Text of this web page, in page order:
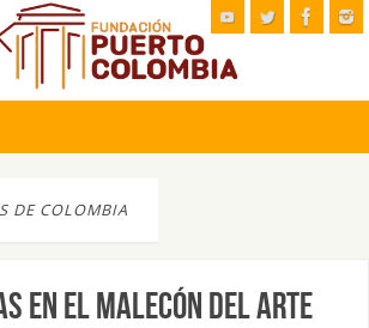
DE COLOMBIA
EN EL MALECÓN DEL ARTE